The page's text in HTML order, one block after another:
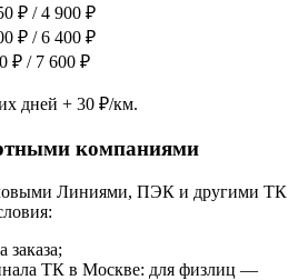
₽ / 4 900 ₽
₽ / 6 400 ₽
₽ / 7 600 ₽
дней + 30 ₽/км.
компаниями
Линиями, ПЭК и другими ТК
заказа;
ТК в Москве: для физлиц —